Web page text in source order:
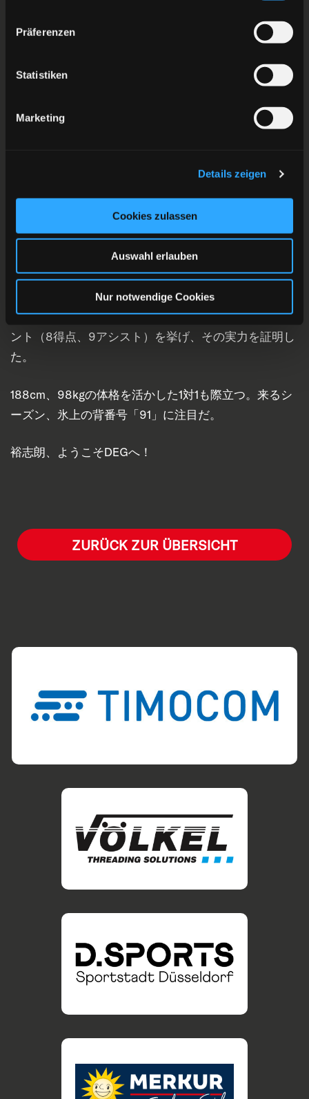
Präferenzen
Statistiken
Marketing
Details zeigen
Cookies zulassen
Auswahl erlauben
Nur notwendige Cookies
ち。2011年、U18日本代表チームに初選出される。翌
6ポイントを獲得。19歳のとき世界を目指し、スウェ
2015年に渡米、ヤングスタウン・ファントムズに加
年まで再び米国に滞在し、イーストコースト・ホッケ
ー・リーグ（ECHL）とアメリカン・ホッケー・リーグ
（AHL）の複数のチームでプレーした。この時期、
AHLで初めて得点を挙げた日本生まれの選手となり、
歴史に名を刻む。2024年夏に欧州へ拠点を移し、オー
ストリアのHCインスブルックに入団。36試合で25ポ
イントを稼いだ。2025年1月、クレフェルト・ピング
イーネと契約を結ぶ。プレイオフ中、全11試合で17ポイ
ント（8得点、9アシスト）を挙げ、その実力を証明し
た。
188cm、98kgの体格を活かした1対1も際立つ。来るシ
ーズン、氷上の背番号「91」に注目だ。
裕志朗、ようこそDEGへ！
ZURÜCK ZUR ÜBERSICHT